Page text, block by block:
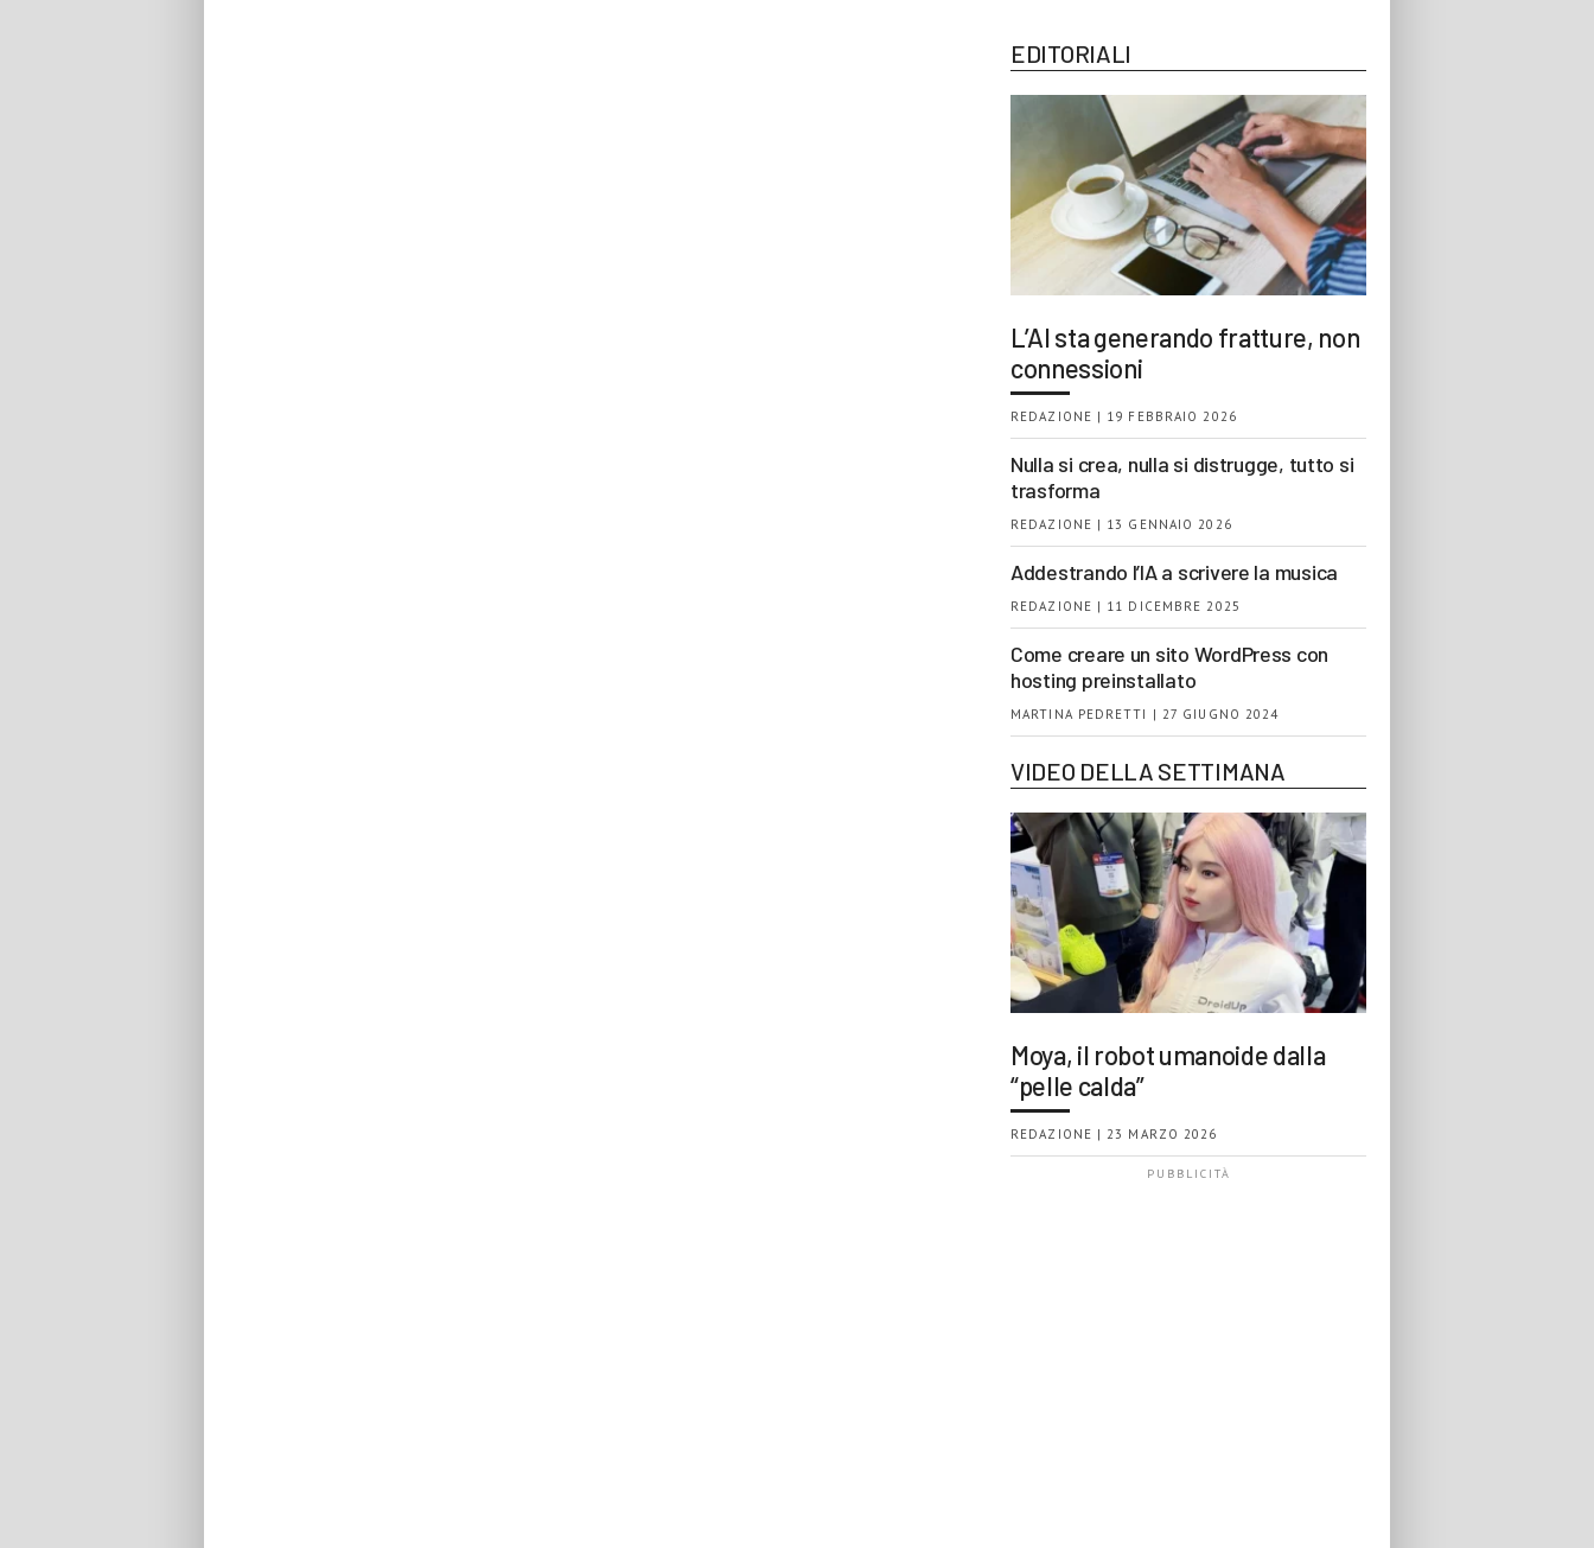
EDITORIALI
L’AI sta generando fratture, non
connessioni
REDAZIONE | 19 FEBBRAIO 2026
Nulla si crea, nulla si distrugge, tutto si
trasforma
REDAZIONE | 13 GENNAIO 2026
Addestrando l’IA a scrivere la musica
REDAZIONE | 11 DICEMBRE 2025
Come creare un sito WordPress con
hosting preinstallato
MARTINA PEDRETTI | 27 GIUGNO 2024
VIDEO DELLA SETTIMANA
Moya, il robot umanoide dalla
“pelle calda”
REDAZIONE | 23 MARZO 2026